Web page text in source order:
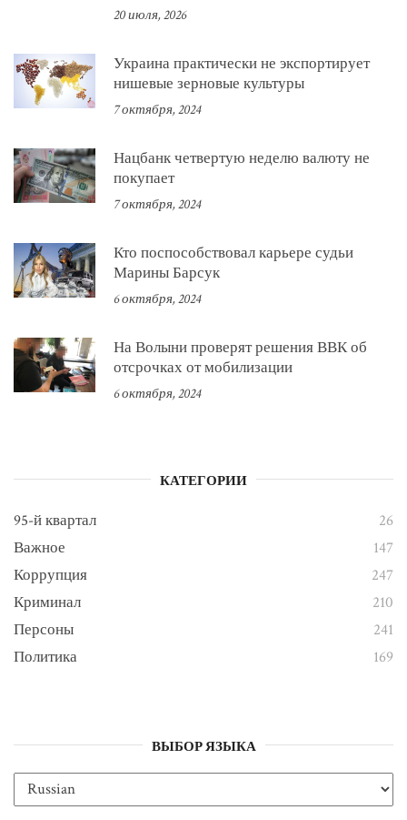
20 июля, 2026
Украина практически не экспортирует
нишевые зерновые культуры
7 октября, 2024
Нацбанк четвертую неделю валюту не
покупает
7 октября, 2024
Кто поспособствовал карьере судьи
Марины Барсук
6 октября, 2024
На Волыни проверят решения ВВК об
отсрочках от мобилизации
6 октября, 2024
КАТЕГОРИИ
95-й квартал
26
Важное
147
Коррупция
247
Криминал
210
Персоны
241
Политика
169
ВЫБОР ЯЗЫКА